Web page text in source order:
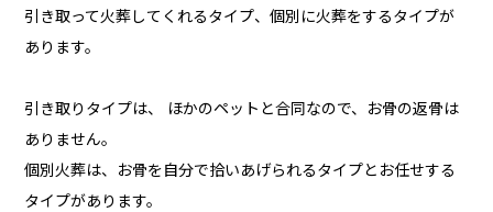
引き取って火葬してくれるタイプ、個別に火葬をするタイプが
あります。
引き取りタイプは、 ほかのペットと合同なので、お骨の返骨は
ありません。
個別火葬は、お骨を自分で拾いあげられるタイプとお任せする
タイプがあります。